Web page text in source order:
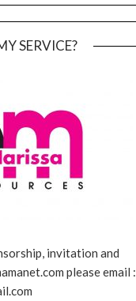
SERVICE?
invitation and
please email :